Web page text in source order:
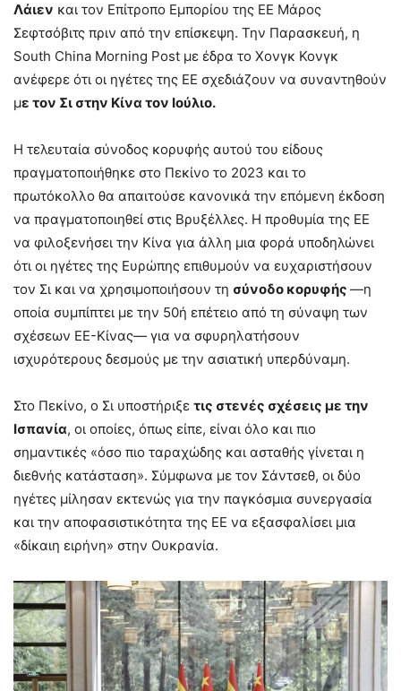
Λάιεν και τον Επίτροπο Εμπορίου της ΕΕ Μάρος
Σεφτσόβιτς πριν από την επίσκεψη. Την Παρασκευή, η
South China Morning Post με έδρα το Χονγκ Κονγκ
ανέφερε ότι οι ηγέτες της ΕΕ σχεδιάζουν να συναντηθούν
με τον Σι στην Κίνα τον Ιούλιο.
Η τελευταία σύνοδος κορυφής αυτού του είδους
πραγματοποιήθηκε στο Πεκίνο το 2023 και το
πρωτόκολλο θα απαιτούσε κανονικά την επόμενη έκδοση
να πραγματοποιηθεί στις Βρυξέλλες. Η προθυμία της ΕΕ
να φιλοξενήσει την Κίνα για άλλη μια φορά υποδηλώνει
ότι οι ηγέτες της Ευρώπης επιθυμούν να ευχαριστήσουν
τον Σι και να χρησιμοποιήσουν τη σύνοδο κορυφής —η
οποία συμπίπτει με την 50ή επέτειο από τη σύναψη των
σχέσεων ΕΕ-Κίνας— για να σφυρηλατήσουν
ισχυρότερους δεσμούς με την ασιατική υπερδύναμη.
Στο Πεκίνο, ο Σι υποστήριξε τις στενές σχέσεις με την
Ισπανία, οι οποίες, όπως είπε, είναι όλο και πιο
σημαντικές «όσο πιο ταραχώδης και ασταθής γίνεται η
διεθνής κατάσταση». Σύμφωνα με τον Σάντσεθ, οι δύο
ηγέτες μίλησαν εκτενώς για την παγκόσμια συνεργασία
και την αποφασιστικότητα της ΕΕ να εξασφαλίσει μια
«δίκαιη ειρήνη» στην Ουκρανία.